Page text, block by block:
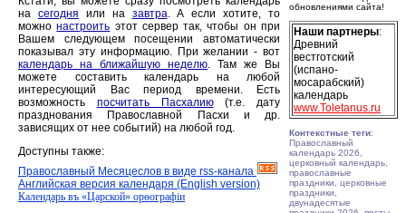
на сегодня или на завтра. А если хотите, то
можнонастроить этот сервер так, чтобы он при
Вашем следующем посещении автоматически
показывал эту информацию. При желании - вот
календарь на ближайшую неделю. Там же Вы
можете составить календарь на любой
интересующий Вас период времени. Есть
возможность посчитать Пасхалию(т.е. дату
празднования Православной Пасхи и др.
зависящих от нее событий) на любой год.
Доступны также:
Православный Месяцеслов в виде rss-канала
Английская версия календаря (English version)
Календарь въ «Царской» орѳографiи
обновлениями сайта!
Наши партнеры:
Древний
вестготский
(испано-
мосарабский)
календарь
www.Toletanus.ru
Контекстные теги:
Православный
календарь 2026,
церковный календарь,
православные
праздники, церковные
праздники,
двунадесятые